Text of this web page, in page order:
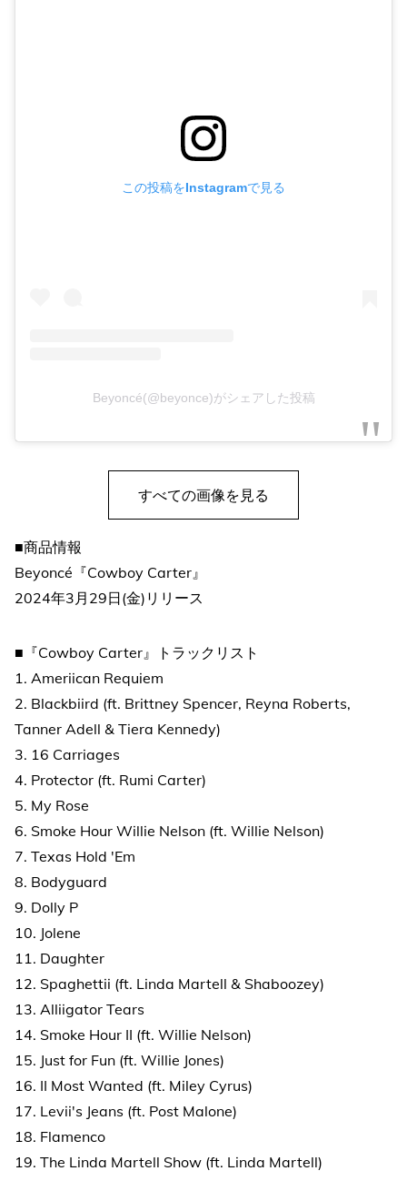
この投稿をInstagramで見る
Beyoncé(@beyonce)がシェアした投稿
すべての画像を見る
■商品情報
Beyoncé『Cowboy Carter』
2024年3月29日(金)リリース
■『Cowboy Carter』トラックリスト
1. Ameriican Requiem
2. Blackbiird (ft. Brittney Spencer, Reyna Roberts,
Tanner Adell & Tiera Kennedy)
3. 16 Carriages
4. Protector (ft. Rumi Carter)
5. My Rose
6. Smoke Hour Willie Nelson (ft. Willie Nelson)
7. Texas Hold 'Em
8. Bodyguard
9. Dolly P
10. Jolene
11. Daughter
12. Spaghettii (ft. Linda Martell & Shaboozey)
13. Alliigator Tears
14. Smoke Hour II (ft. Willie Nelson)
15. Just for Fun (ft. Willie Jones)
16. II Most Wanted (ft. Miley Cyrus)
17. Levii's Jeans (ft. Post Malone)
18. Flamenco
19. The Linda Martell Show (ft. Linda Martell)